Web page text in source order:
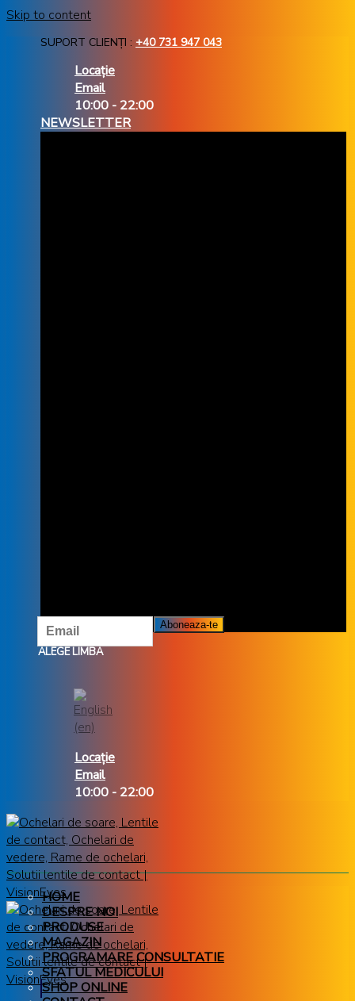
Skip to content
SUPORT CLIENȚI : +40 731 947 043
Locație
Email
10:00 - 22:00
NEWSLETTER
ALEGE LIMBA
Locație
Email
10:00 - 22:00
HOME
DESPRE NOI
PRODUSE
MAGAZIN
PROGRAMARE CONSULTATIE
SFATUL MEDICULUI
SHOP ONLINE